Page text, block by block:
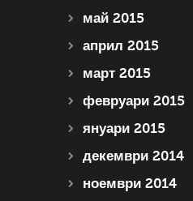
май 2015
април 2015
март 2015
февруари 2015
януари 2015
декември 2014
ноември 2014